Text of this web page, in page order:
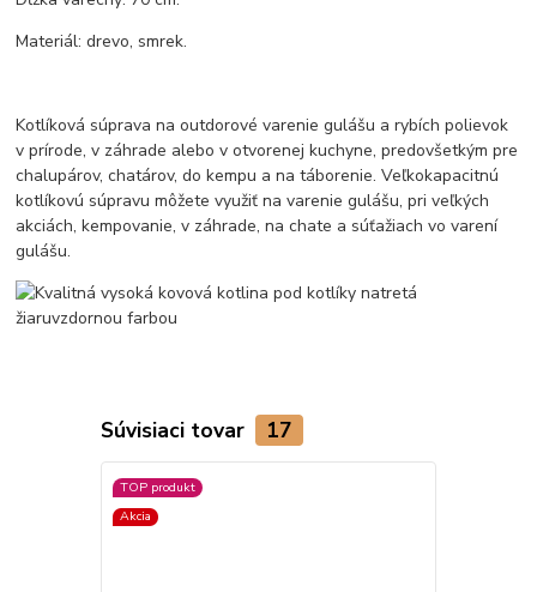
Materiál: drevo, smrek.
Kotlíková súprava na outdorové varenie gulášu a rybích polievok
v prírode, v záhrade alebo v otvorenej kuchyne, predovšetkým pre
chalupárov, chatárov, do kempu a na táborenie. Veľkokapacitnú
kotlíkovú súpravu môžete využiť na varenie gulášu, pri veľkých
akciách, kempovanie, v záhrade, na chate a súťažiach vo varení
gulášu.
Súvisiaci tovar 17
TOP produkt
Akcia